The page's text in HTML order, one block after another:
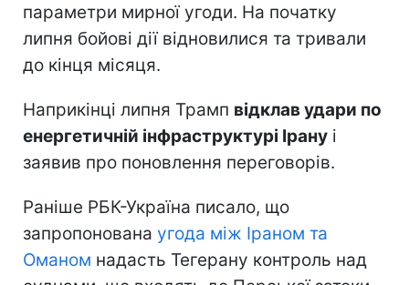
параметри мирної угоди. На початку
липня бойові дії відновилися та тривали
до кінця місяця.
Наприкінці липня Трамп відклав удари по
енергетичній інфраструктурі Ірану і
заявив про поновлення переговорів.
Раніше РБК-Україна писало, що
запропонована угода між Іраном та
Оманом надасть Тегерану контроль над